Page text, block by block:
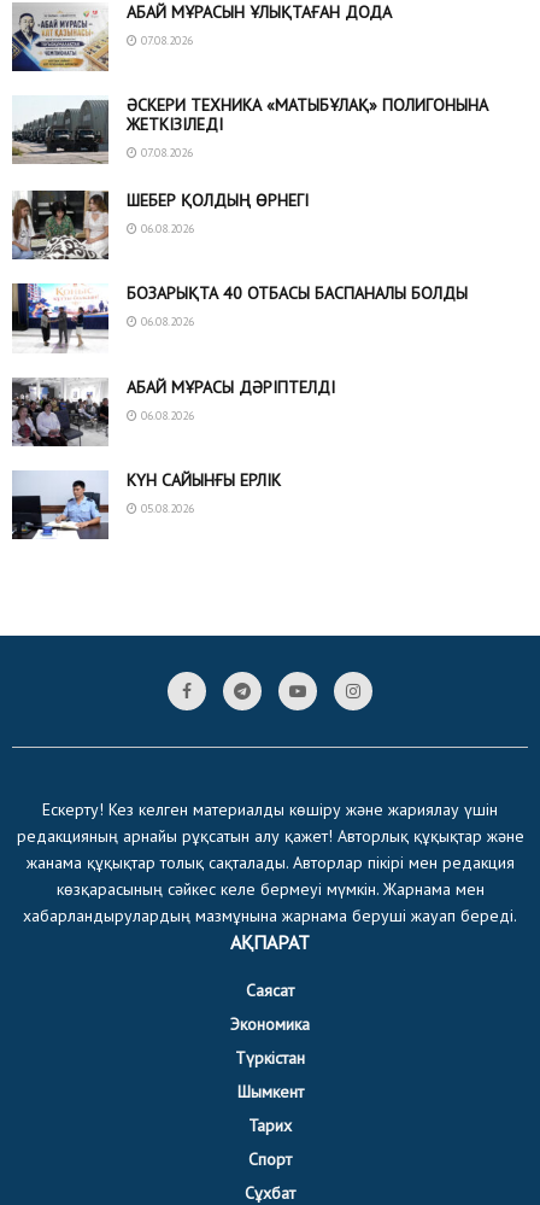
АБАЙ МҰРАСЫН ҰЛЫҚТАҒАН ДОДА
07.08.2026
ӘСКЕРИ ТЕХНИКА «МАТЫБҰЛАҚ» ПОЛИГОНЫНА
ЖЕТКІЗІЛЕДІ
07.08.2026
ШЕБЕР ҚОЛДЫҢ ӨРНЕГІ
06.08.2026
БОЗАРЫҚТА 40 ОТБАСЫ БАСПАНАЛЫ БОЛДЫ
06.08.2026
АБАЙ МҰРАСЫ ДӘРІПТЕЛДІ
06.08.2026
КҮН САЙЫНҒЫ ЕРЛІК
05.08.2026
Ескерту! Кез келген материалды көшіру және жариялау үшін
редакцияның арнайы рұқсатын алу қажет! Авторлық құқықтар және
жанама құқықтар толық сақталады. Авторлар пікірі мен редакция
көзқарасының сәйкес келе бермеуі мүмкін. Жарнама мен
хабарландырулардың мазмұнына жарнама беруші жауап береді.
АҚПАРАТ
Саясат
Экономика
Түркістан
Шымкент
Тарих
Спорт
Сұхбат